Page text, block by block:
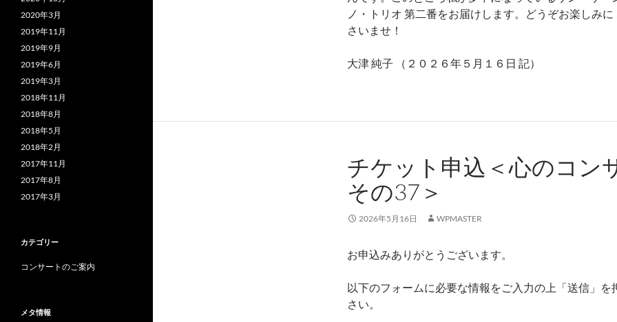
ノ・トリオ 第二番をお届けします。どうぞお楽しみに
さいませ！
大津 純子 （２０２６年５月１６日 記）
チケット申込＜心のコン
その37＞
2026年5月16日 WPMASTER
お申込みありがとうございます。
以下のフォームに必要な情報をご入力の上「送信」を
さい。
2020年3月
2019年11月
2019年9月
2019年6月
2019年3月
2018年11月
2018年8月
2018年5月
2018年2月
2017年11月
2017年8月
2017年3月
カテゴリー
コンサートのご案内
メタ情報